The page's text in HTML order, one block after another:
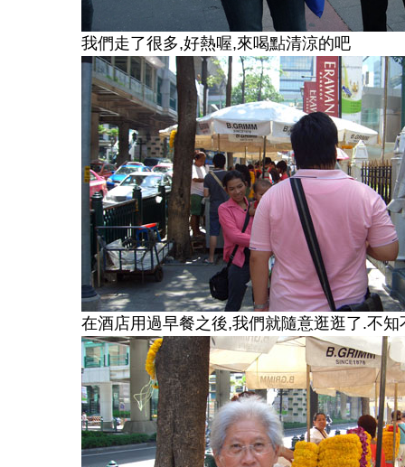
我們走了很多,好熱喔,來喝點清涼的吧
在酒店用過早餐之後,我們就隨意逛逛了.不知